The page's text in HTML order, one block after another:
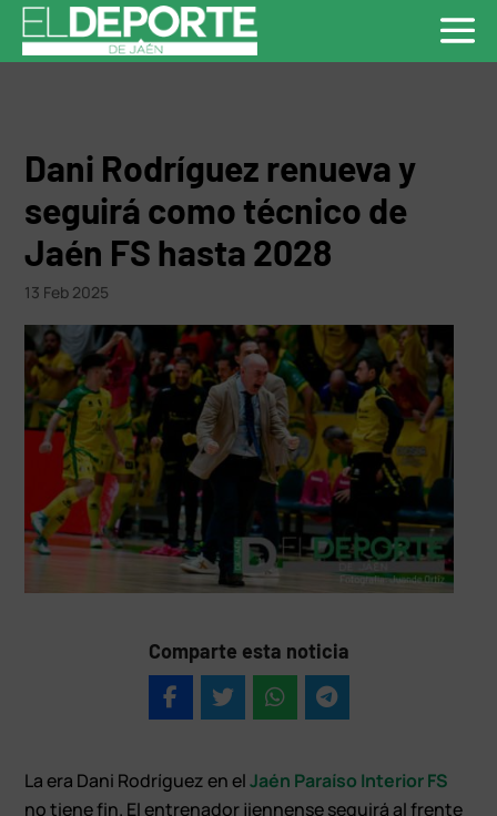
Dani Rodríguez renueva y
seguirá como técnico de
Jaén FS hasta 2028
13 Feb 2025
Comparte esta noticia
La era Dani Rodríguez en elJaén Paraíso Interior FS
no tiene fin. El entrenador jiennense seguirá al frente